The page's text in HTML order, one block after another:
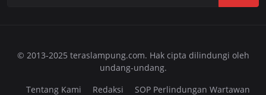
© 2013-2025 teraslampung.com. Hak cipta dilindungi oleh
undang-undang.
Tentang Kami
Redaksi
SOP Perlindungan Wartawan